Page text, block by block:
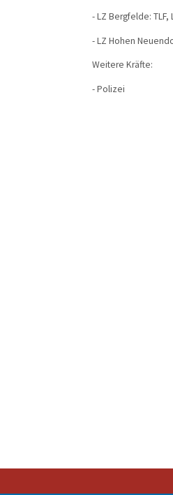
- LZ Bergfelde: TLF,
- LZ Hohen
Weitere Kräfte:
- Polizei